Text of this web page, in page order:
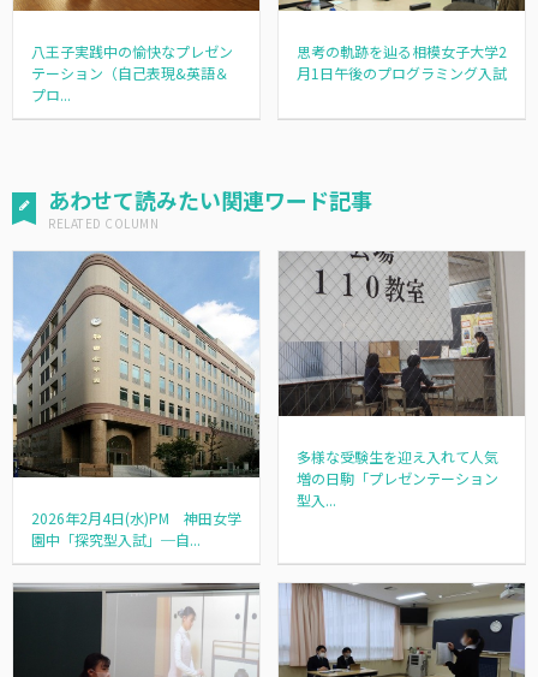
八王子実践中の愉快なプレゼン
テーション（自己表現&英語＆
プロ...
思考の軌跡を辿る相模女子大学2
月1日午後のプログラミング入試
あわせて読みたい関連ワード記事
2026年2月4日(水)PM 神田女学
園中「探究型入試」─自...
多様な受験生を迎え入れて人気
増の日駒「プレゼンテーション
型入...